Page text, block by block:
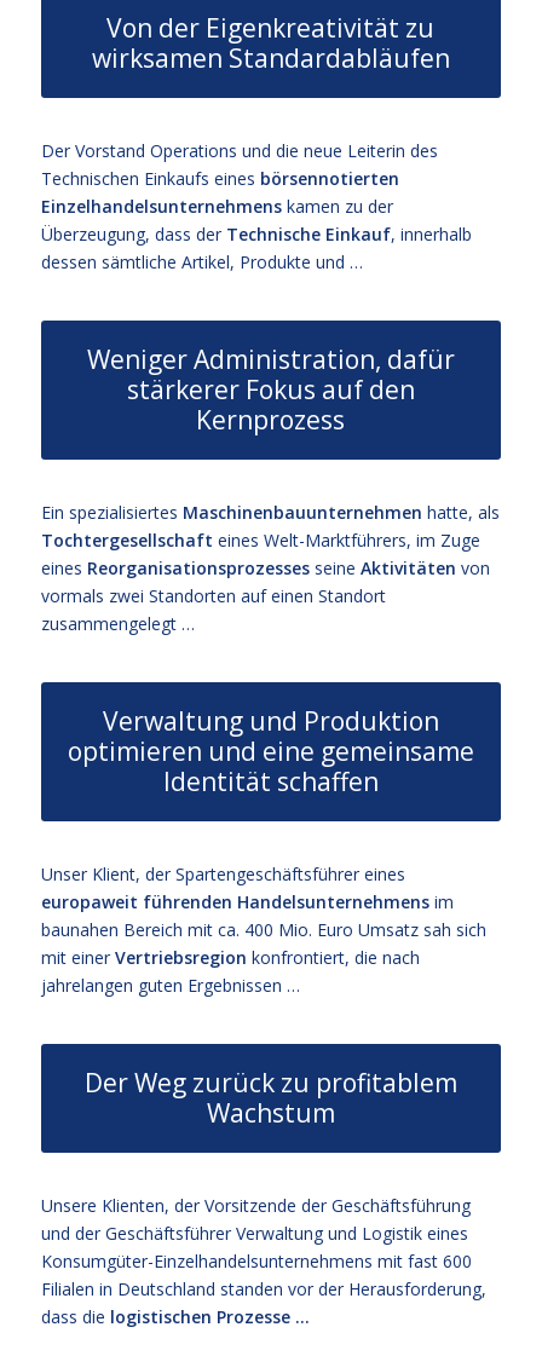
Von der Eigenkreativität zu
wirksamen Standardabläufen
Der Vorstand Operations und die neue Leiterin des
Technischen Einkaufs eines börsennotierten
Einzelhandelsunternehmenskamen zu der
Überzeugung, dass der Technische Einkauf, innerhalb
dessen sämtliche Artikel, Produkte und …
Weniger Administration, dafür
stärkerer Fokus auf den
Kernprozess
Ein spezialisiertes Maschinenbauunternehmen hatte, als
Tochtergesellschaft eines Welt-Marktführers, im Zuge
eines Reorganisationsprozessesseine Aktivitäten von
vormals zwei Standorten auf einen Standort
zusammengelegt …
Verwaltung und Produktion
optimieren und eine gemeinsame
Identität schaffen
Unser Klient, der Spartengeschäftsführer eines
europaweit führenden Handelsunternehmensim
baunahen Bereich mit ca. 400 Mio. Euro Umsatz sah sich
mit einer Vertriebsregion konfrontiert, die nach
jahrelangen guten Ergebnissen …
Der Weg zurück zu profitablem
Wachstum
Unsere Klienten, der Vorsitzende der Geschäftsführung
und der Geschäftsführer Verwaltung und Logistik eines
Konsumgüter-Einzelhandelsunternehmens mit fast 600
Filialen in Deutschland standen vor der Herausforderung,
dass die logistischen Prozesse …